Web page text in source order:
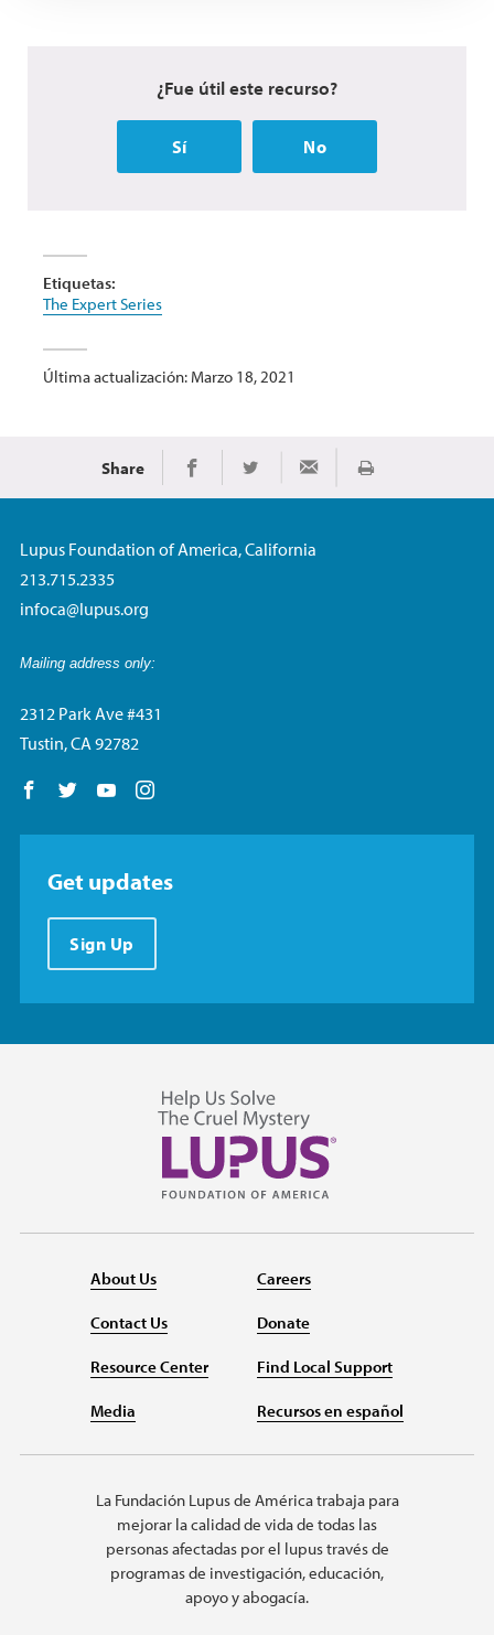
¿Fue útil este recurso?
Sí No
Etiquetas:
The Expert Series
Última actualización: Marzo 18, 2021
Share Share on Facebook
Share on TwitterShare via EmailImprimir
Lupus Foundation of America, California
213.715.2335
infoca@lupus.org
Mailing address only:
2312 Park Ave #431
Tustin, CA 92782
Follow us on Facebook
Follow us on Twitter
Follow us on YouTube
Get updates
Sign Up
About Us
Contact Us
Resource Center
Media
Careers
Donate
Find Local Support
Recursos en español
La Fundación Lupus de América trabaja para
mejorar la calidad de vida de todas las
personas afectadas por el lupus través de
programas de investigación, educación,
apoyo y abogacía.